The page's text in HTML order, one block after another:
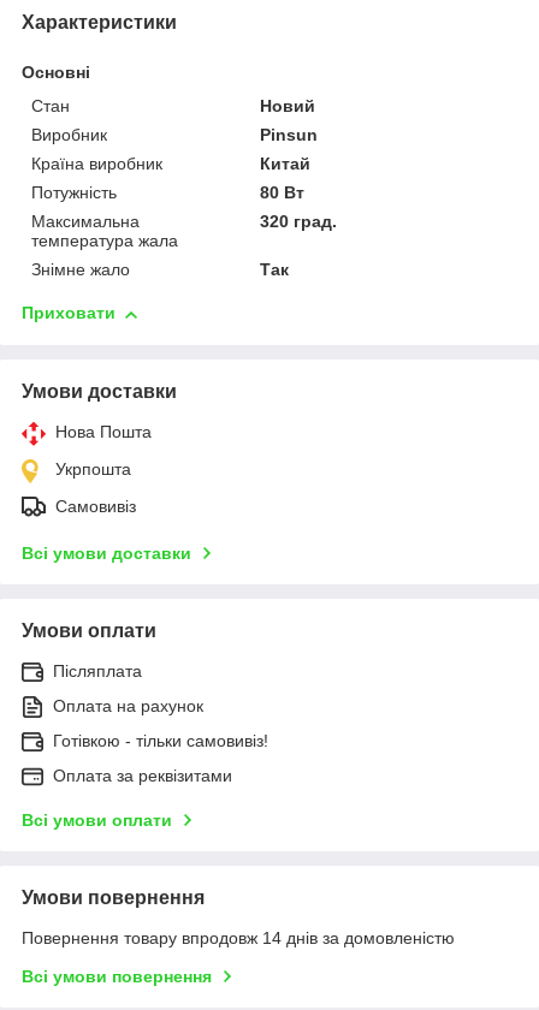
Характеристики
Основні
Стан
Новий
Виробник
Pinsun
Країна виробник
Китай
Потужність
80 Вт
Максимальна
температура жала
320 град.
Знімне жало Так
Приховати
Умови доставки
Нова Пошта
Укрпошта
Самовивіз
Всі умови доставки
Умови оплати
Післяплата
Оплата на рахунок
Готівкою - тільки самовивіз!
Оплата за реквізитами
Всі умови оплати
Умови повернення
Повернення товару впродовж 14 днів за домовленістю
Всі умови повернення